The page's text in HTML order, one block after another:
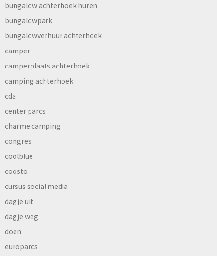
bungalow achterhoek huren
bungalowpark
bungalowverhuur achterhoek
camper
camperplaats achterhoek
camping achterhoek
cda
center parcs
charme camping
congres
coolblue
coosto
cursus social media
dagje uit
dagje weg
doen
europarcs